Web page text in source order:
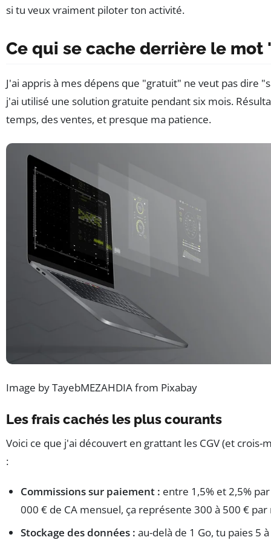
si tu veux vraiment piloter ton activité.
Ce qui se cache derrière le
J'ai appris à mes dépens que "gratuit" ne veut pas dire
j'ai utilisé une solution gratuite pendant six mois.
temps, des ventes, et presque ma patience.
Image by TayebMEZAHDIA from Pixabay
Les frais cachés les plus courants
Voici ce que j'ai découvert en grattant les CGV (et crois-
:
Commissions sur paiement : entre 1,5% et 2,5%
000 € de CA mensuel, ça représente 300 à 500 € par
Stockage des données : au-delà de 1 Go, tu paies 5